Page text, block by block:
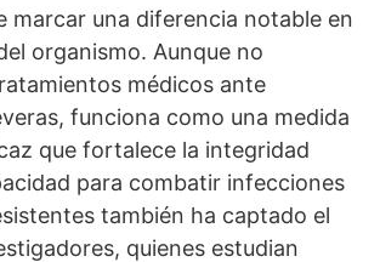
marcar una diferencia notable en
organismo. Aunque no
médicos ante
funciona como una medida
que fortalece la integridad
para combatir infecciones
también ha captado el
quienes estudian